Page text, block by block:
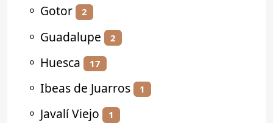
⚬ Gotor 2
⚬ Guadalupe 2
⚬ Huesca 17
⚬ Ibeas de Juarros 1
⚬ Javalí Viejo 1